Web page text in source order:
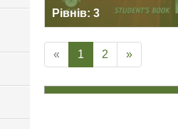
Рівнів: 3
« 1 2 »